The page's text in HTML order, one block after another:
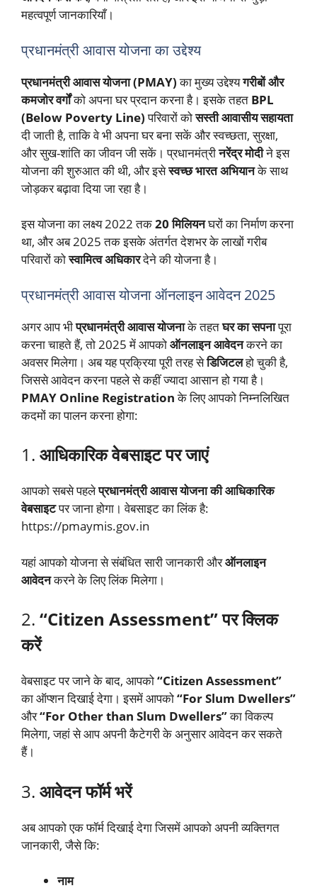
महत्वपूर्ण जानकारियाँ।
प्रधानमंत्री आवास योजना का उद्देश्य
प्रधानमंत्री आवास योजना (PMAY)का मुख्य उद्देश्यगरीबों और
कमजोर वर्गोंको अपना घर प्रदान करना है। इसके तहत BPL
(Below Poverty Line)परिवारों कोसस्ती आवासीय सहायता
दी जाती है, ताकि वे भी अपना घर बना सकें और स्वच्छता, सुरक्षा,
और सुख-शांति का जीवन जी सकें। प्रधानमंत्रीनरेंद्र मोदीने इस
योजना की शुरुआत की थी, और इसेस्वच्छ भारत अभियानके साथ
जोड़कर बढ़ावा दिया जा रहा है।
इस योजना का लक्ष्य 2022 तक20 मिलियनघरों का निर्माण करना
था, और अब 2025 तक इसके अंतर्गत देशभर के लाखों गरीब
परिवारों कोस्वामित्व अधिकारदेने की योजना है।
प्रधानमंत्री आवास योजना ऑनलाइन आवेदन 2025
अगर आप भीप्रधानमंत्री आवास योजनाके तहतघर का सपनापूरा
करना चाहते हैं, तो 2025 में आपकोऑनलाइन आवेदनकरने का
अवसर मिलेगा। अब यह प्रक्रिया पूरी तरह सेडिजिटलहो चुकी है,
जिससे आवेदन करना पहले से कहीं ज्यादा आसान हो गया है।
PMAY Online Registrationके लिए आपको निम्नलिखित
कदमों का पालन करना होगा:
1. आधिकारिक वेबसाइट पर जाएं
आपको सबसे पहलेप्रधानमंत्री आवास योजना की आधिकारिक
वेबसाइटपर जाना होगा। वेबसाइट का लिंक है:
https://pmaymis.gov.in
यहां आपको योजना से संबंधित सारी जानकारी औरऑनलाइन
आवेदनकरने के लिए लिंक मिलेगा।
2. “Citizen Assessment” पर क्लिक
करें
वेबसाइट पर जाने के बाद, आपको“Citizen Assessment”
का ऑप्शन दिखाई देगा। इसमें आपको“For Slum Dwellers”
और“For Other than Slum Dwellers”का विकल्प
मिलेगा, जहां से आप अपनी कैटेगरी के अनुसार आवेदन कर सकते
हैं।
3. आवेदन फॉर्म भरें
अब आपको एक फॉर्म दिखाई देगा जिसमें आपको अपनी व्यक्तिगत
जानकारी, जैसे कि:
नाम